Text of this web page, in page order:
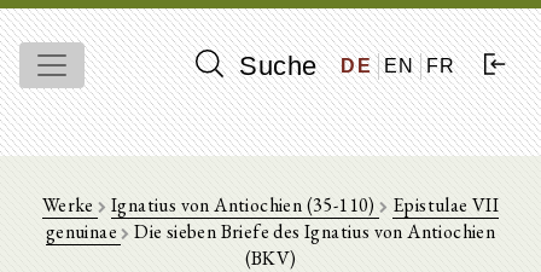
Suche DE EN FR
Werke Ignatius von Antiochien (35-110) Epistulae VII
genuinae Die sieben Briefe des Ignatius von Antiochien
(BKV)